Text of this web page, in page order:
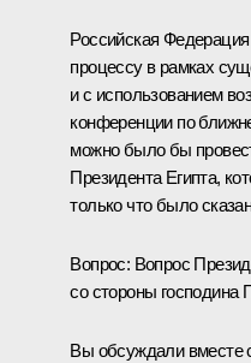
Российская Федерация
процессу в рамках
и с использованием
конференции по
можно было бы
Президента Египта,
только что было
Вопрос: Вопрос
со стороны господина
Вы обсуждали вместе